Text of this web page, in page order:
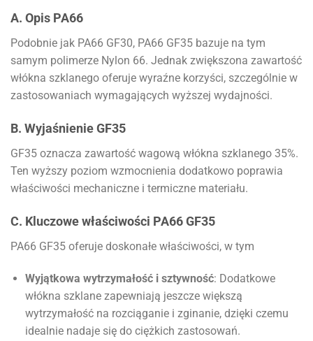
A. Opis PA66
Podobnie jak PA66 GF30, PA66 GF35 bazuje na tym
samym polimerze Nylon 66. Jednak zwiększona zawartość
włókna szklanego oferuje wyraźne korzyści, szczególnie w
zastosowaniach wymagających wyższej wydajności.
B. Wyjaśnienie GF35
GF35 oznacza zawartość wagową włókna szklanego 35%.
Ten wyższy poziom wzmocnienia dodatkowo poprawia
właściwości mechaniczne i termiczne materiału.
C. Kluczowe właściwości PA66 GF35
PA66 GF35 oferuje doskonałe właściwości, w tym
Wyjątkowa wytrzymałość i sztywność: Dodatkowe
włókna szklane zapewniają jeszcze większą
wytrzymałość na rozciąganie i zginanie, dzięki czemu
idealnie nadaje się do ciężkich zastosowań.